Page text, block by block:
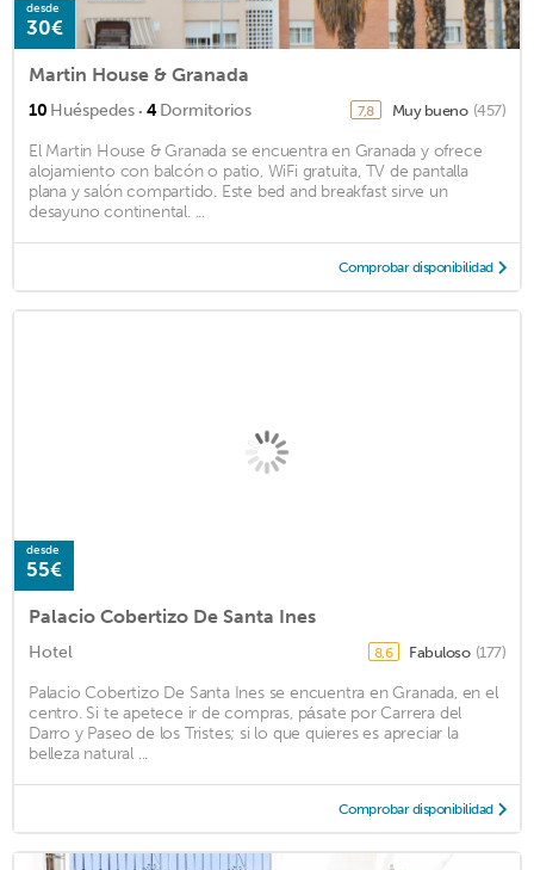
desde
30€
Martin House & Granada
10 Huéspedes · 4Dormitorios 7,8 Muy bueno (457)
El Martin House & Granada se encuentra en Granada y ofrece
alojamiento con balcón o patio, WiFi gratuita, TV de pantalla
plana y salón compartido. Este bed and breakfast sirve un
desayuno continental. ...
Comprobar disponibilidad
desde
55€
Palacio Cobertizo De Santa Ines
Hotel 8,6 Fabuloso (177)
Palacio Cobertizo De Santa Ines se encuentra en Granada, en el
centro. Si te apetece ir de compras, pásate por Carrera del
Darro y Paseo de los Tristes; si lo que quieres es apreciar la
belleza natural ...
Comprobar disponibilidad